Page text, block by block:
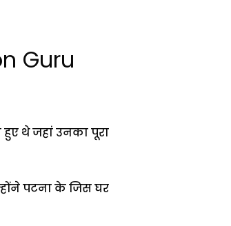
Guru
हुए थे जहां उनका पूरा
पटना के जिस घर